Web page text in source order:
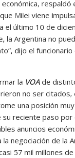
respaldó
Milei viene
el último 10 de
la Argentina no
dijo el funcionario
la VOA de
no ser citados,
una posición
reciente paso por
anuncios
negociación de la
57 mil millones